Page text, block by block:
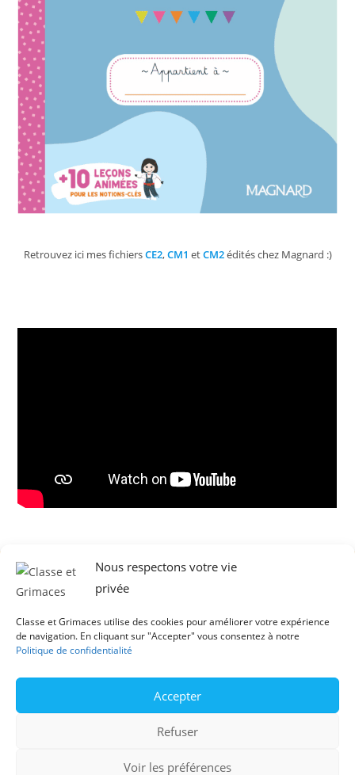
Nous respectons votre vie
privée
Classe et Grimaces utilise des cookies pour améliorer votre expérience
de navigation. En cliquant sur "Accepter" vous consentez à notre
Politique de confidentialité
Accepter
Refuser
Voir les préférences
Retrouvez ici mes fichiersCE2,CM1 etCM2édités chez Magnard :)
Newsletter
Contact
Mentions légales
Politique de confidentialité
Conditions générales de vente
Instagram Facebook YouTube